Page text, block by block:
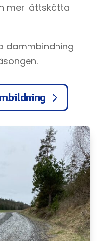
mer lättskötta
dammbindning